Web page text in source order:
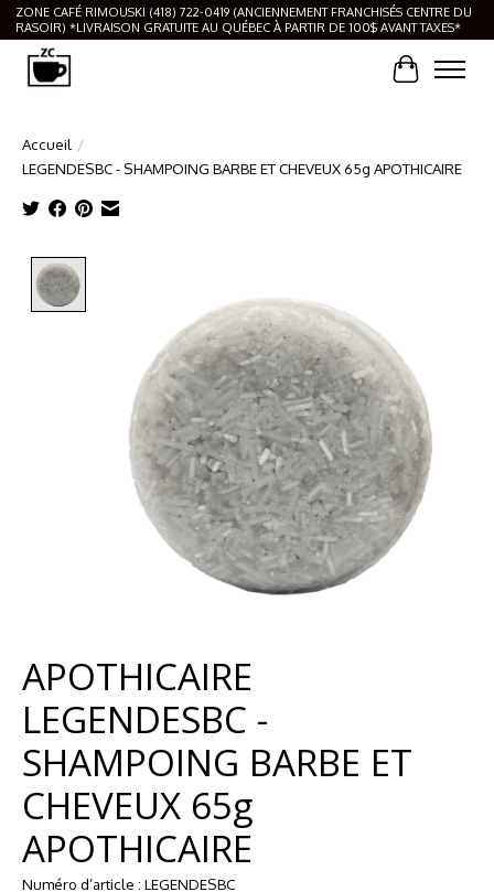
ZONE CAFÉ RIMOUSKI (418) 722-0419 (ANCIENNEMENT FRANCHISÉS CENTRE DU
RASOIR) *LIVRAISON GRATUITE AU QUÉBEC À PARTIR DE 100$ AVANT TAXES*
Panier
Accueil /
LEGENDESBC - SHAMPOING BARBE ET CHEVEUX 65g APOTHICAIRE
APOTHICAIRE
LEGENDESBC -
SHAMPOING BARBE ET
CHEVEUX 65g
APOTHICAIRE
Numéro d’article : LEGENDESBC